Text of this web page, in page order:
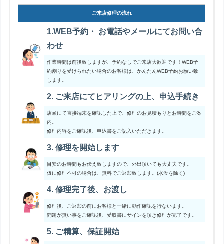
ご来店修理の流れ
1.WEB予約・ お電話やメールにてお問い合
わせ
作業時間は前後致しますが、予約なしでご来店大歓迎です！WEB予
約割りを受けられたい場合のお客様は、かんたんWEB予約お願い致
します。
2. ご来店にてヒアリングの上、申込手続き
店頭にて直接端末を確認した上で、修理のお見積もりとお時間をご案
内。
修理内容をご確認後、申込書をご記入いただきます。
3. 修理を開始します
目安のお時間もお伝え致しますので、外出頂いても大丈夫です。
仮に修理不可の場合は、無料でご返却致します。(水没を除く)
4. 修理完了後、お渡し
修理後、ご返却の前にお客様と一緒に動作確認を行ないます。
問題が無い事をご確認後、受取書にサインを頂き修理が完了です。
5. ご精算、保証開始